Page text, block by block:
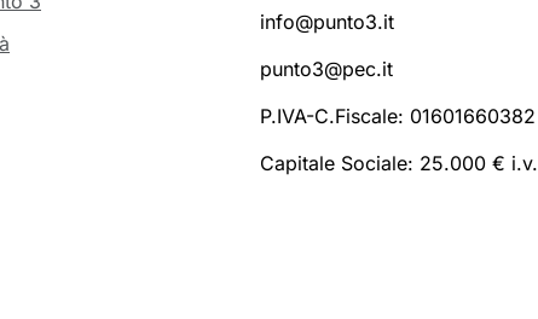
info@punto3.it
punto3@pec.it
P.IVA-C.Fiscale: 01601660382
Capitale Sociale: 25.000 € i.v.